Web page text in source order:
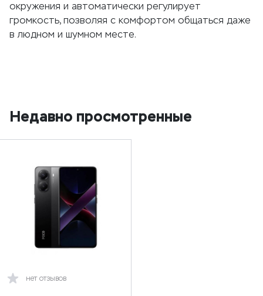
окружения и автоматически регулирует
громкость, позволяя с комфортом общаться даже
в людном и шумном месте.
Недавно просмотренные
нет отзывов